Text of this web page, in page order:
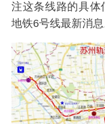
注这条线路的具体
地铁6号线最新消息